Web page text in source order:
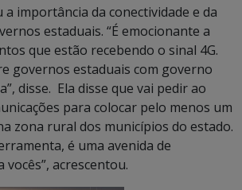
importância da conectividade e da
estaduais. “É emocionante a
que estão recebendo o sinal 4G.
governos estaduais com governo
disse. Ela disse que vai pedir ao
para colocar pelo menos um
zona rural dos municípios do estado.
é uma avenida de
acrescentou.